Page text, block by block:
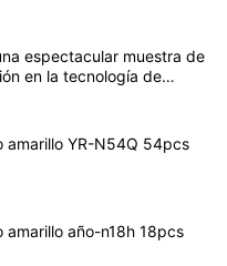
espectacular muestra de
en la tecnología de
amarillo YR-N54Q 54pcs
amarillo año-n18h 18pcs